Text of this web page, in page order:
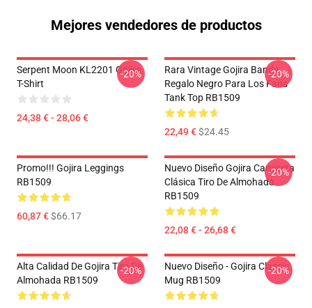
Mejores vendedores de productos
Serpent Moon KL2201 Gojira
T-Shirt
24,38 € - 28,06 €
-20%
Rara Vintage Gojira Banda
Regalo Negro Para Los Fans
Tank Top RB1509
22,49 €$24.45
-20%
Promo!!! Gojira Leggings
RB1509
60,87 €$66.17
Nuevo Diseño Gojira Camiseta
Clásica Tiro De Almohada
RB1509
22,08 € - 26,68 €
-20%
Alta Calidad De Gojira Tiro De
Almohada RB1509
-20%
Nuevo Diseño - Gojira Classic
Mug RB1509
-20%